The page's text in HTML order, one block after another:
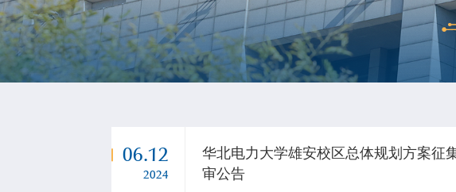
06.12
2024
华北电力大学雄安校区总体规划方案征
审公告